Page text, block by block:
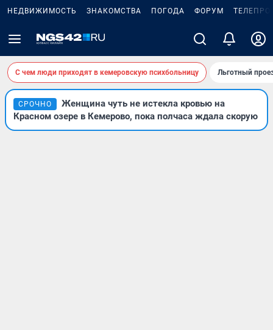
НЕДВИЖИМОСТЬ ЗНАКОМСТВА ПОГОДА ФОРУМ
С чем люди приходят в кемеровскую психбольницу Льготный
СРОЧНО
Женщина чуть не истекла кровью на
Красном озере в Кемерово, пока полчаса ждала скорую